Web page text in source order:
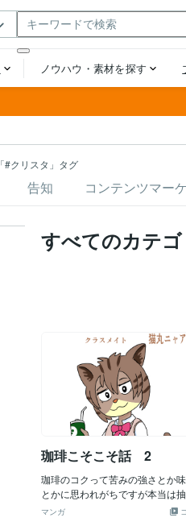
「#クリスタ」タグ
告知 コンテンツマー
すべてのカテゴ
珈琲こそこそ話 2
珈琲のコクって苦みの強さとか
とかに思われがちですが本当は
持つ「粘性」なのです。もちろ
マンガ